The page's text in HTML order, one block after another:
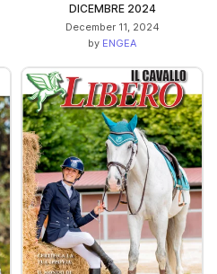
DICEMBRE 2024
December 11, 2024
by ENGEA